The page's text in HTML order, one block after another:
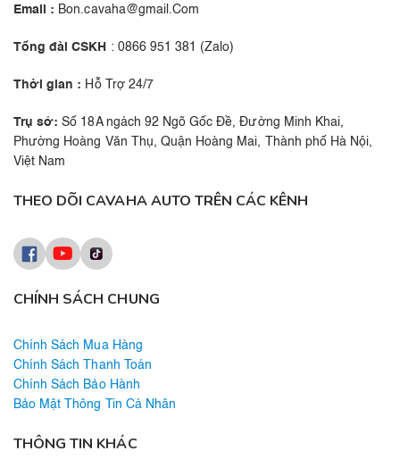
Email : Bon.cavaha@gmail.Com
Tổng đài CSKH : 0866 951 381 (Zalo)
Thời gian : Hỗ Trợ 24/7
Trụ sở: Số 18A ngách 92 Ngõ Gốc Đề, Đường Minh Khai,
Phường Hoàng Văn Thụ, Quận Hoàng Mai, Thành phố Hà Nội,
Việt Nam
CHÍNH SÁCH CHUNG
Chính Sách Mua Hàng
Chính Sách Thanh Toán
Chính Sách Bảo Hành
Bảo Mật Thông Tin Cá Nhân
THÔNG TIN KHÁC
THEO DÕI CAVAHA AUTO TRÊN CÁC KÊNH